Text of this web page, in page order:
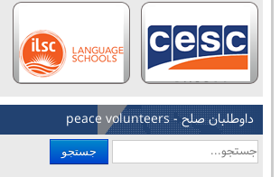
داوطلبان صلح - peace volunteers
جستجو